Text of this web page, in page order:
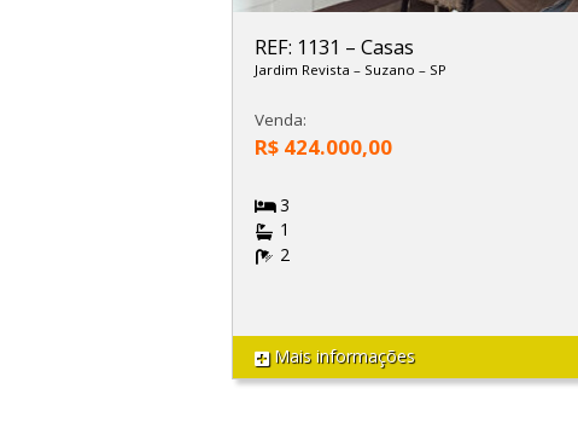
REF: 1131 – Casas
Jardim Revista – Suzano – SP
Venda:
R$ 424.000,00
3
1
2
Mais informações